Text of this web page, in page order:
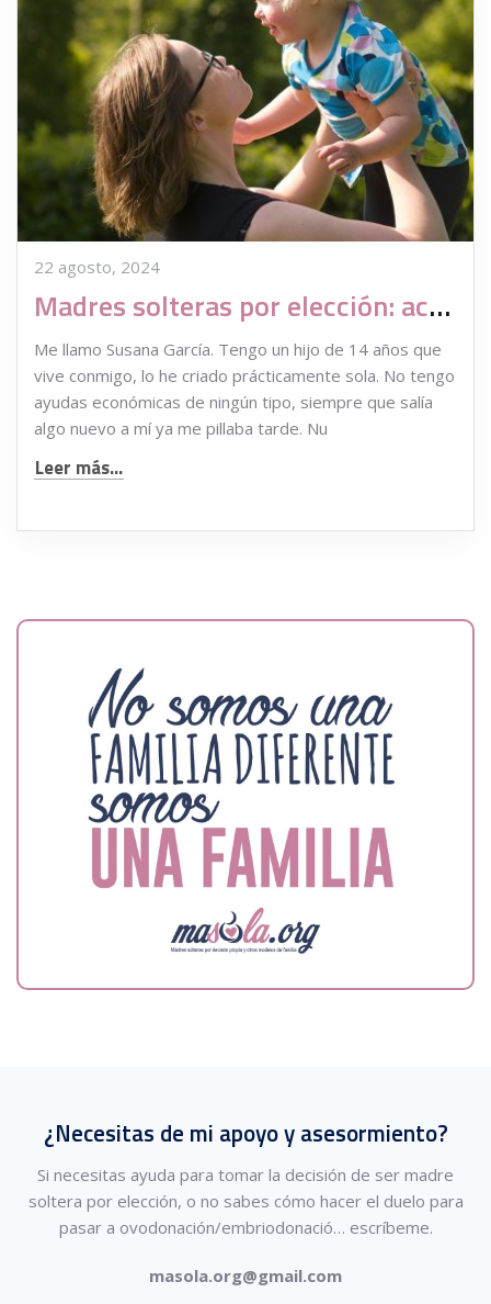
22 agosto, 2024
Madres solteras por elección: acción versus queja
Me llamo Susana García. Tengo un hijo de 14 años que
vive conmigo, lo he criado prácticamente sola. No tengo
ayudas económicas de ningún tipo, siempre que salía
algo nuevo a mí ya me pillaba tarde. Nu
Leer más...
¿Necesitas de mi apoyo y asesormiento?
Si necesitas ayuda para tomar la decisión de ser madre
soltera por elección, o no sabes cómo hacer el duelo para
pasar a ovodonación/embriodonació… escríbeme.
masola.org@gmail.com